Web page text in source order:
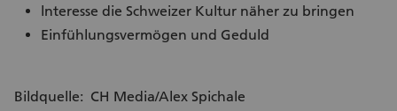
lnteresse die Schweizer Kultur näher zu bringen
Einfühlungsvermögen und Geduld
Bildquelle: CH Media/Alex Spichale